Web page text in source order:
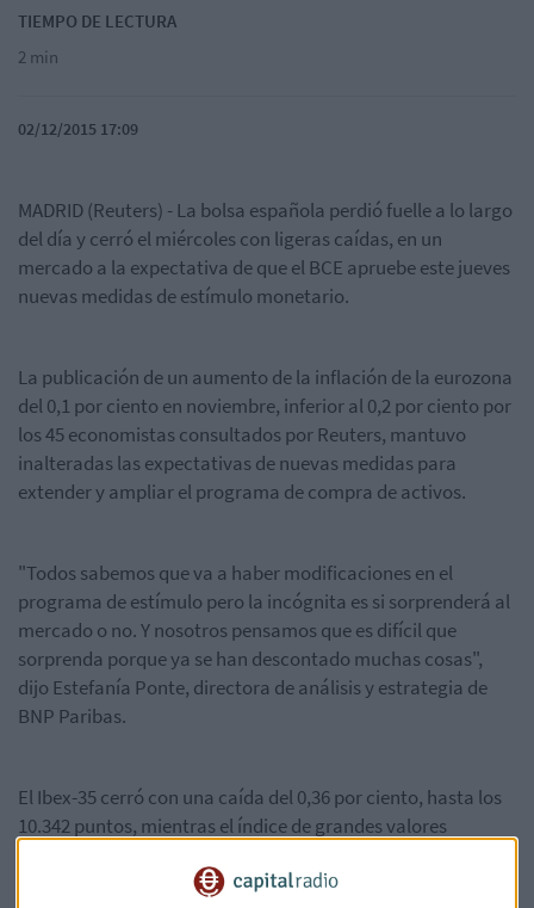
TIEMPO DE LECTURA
2 min
02/12/2015 17:09
MADRID (Reuters) - La bolsa española perdió fuelle a lo largo
del día y cerró el miércoles con ligeras caídas, en un
mercado a la expectativa de que el BCE apruebe este jueves
nuevas medidas de estímulo monetario.
La publicación de un aumento de la inflación de la eurozona
del 0,1 por ciento en noviembre, inferior al 0,2 por ciento por
los 45 economistas consultados por Reuters, mantuvo
inalteradas las expectativas de nuevas medidas para
extender y ampliar el programa de compra de activos.
"Todos sabemos que va a haber modificaciones en el
programa de estímulo pero la incógnita es si sorprenderá al
mercado o no. Y nosotros pensamos que es difícil que
sorprenda porque ya se han descontado muchas cosas",
dijo Estefanía Ponte, directora de análisis y estrategia de
BNP Paribas.
El Ibex-35 cerró con una caída del 0,36 por ciento, hasta los
10.342 puntos, mientras el índice de grandes valores